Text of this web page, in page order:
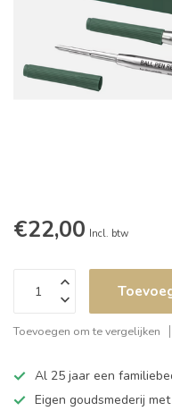
€22,00 Incl. btw
Toevoegen om te vergelijken
Al 25 jaar een
Eigen goudsmederij